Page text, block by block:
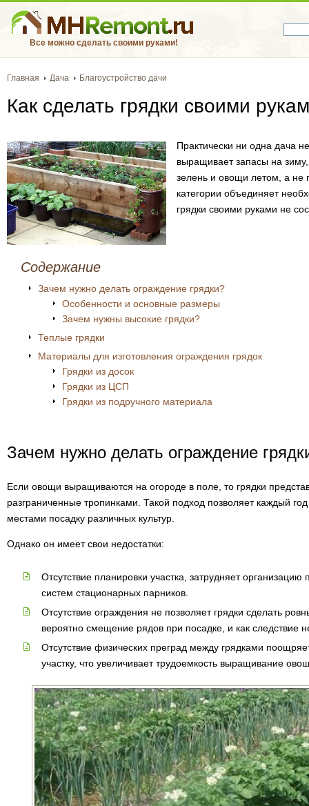
Все можно сделать своими руками!
Главная Дача Благоустройство дачи
Как сделать грядки своими
Практически ни одна дача
выращивает запасы на
зелень и овощи летом, а не
категории объединяет
грядки своими руками не
Содержание
Зачем нужно делать ограждение грядки?
Особенности и основные размеры
Зачем нужны высокие грядки?
Теплые грядки
Материалы для изготовления ограждения грядок
Грядки из досок
Грядки из ЦСП
Грядки из подручного материала
Зачем нужно делать ограждение
Если овощи выращиваются на огороде в поле, то грядки
разграниченные тропинками. Такой подход позволяет каждый
местами посадку различных культур.
Однако он имеет свои недостатки:
Отсутствие планировки участка, затрудняет
систем стационарных парников.
Отсутствие ограждения не позволяет грядки сделать
вероятно смещение рядов при посадке, и как следствие
Отсутствие физических преград между грядками
участку, что увеличивает трудоемкость выращивание